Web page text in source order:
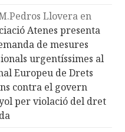
Llovera en
Atenes presenta
de mesures
urgentíssimes al
Europeu de Drets
contra el govern
per violació del dret